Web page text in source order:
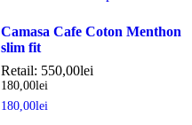
Camasa Cafe Coton Menthon
slim fit
Retail: 550,00lei
180,00lei
180,00lei